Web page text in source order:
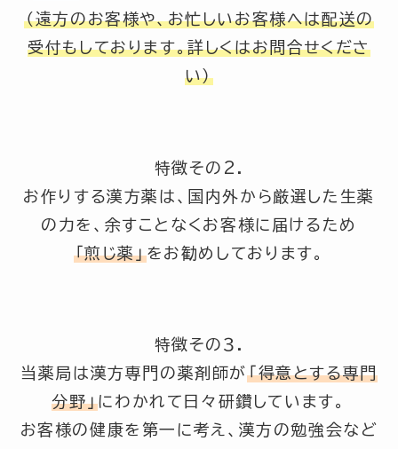
（遠方のお客様や、お忙しいお客様へは配送の
受付もしております。詳しくはお問合せくださ
い）
特徴その2.
お作りする漢方薬は、国内外から厳選した生薬
の力を、余すことなくお客様に届けるため
「煎じ薬」をお勧めしております。
特徴その３.
当薬局は漢方専門の薬剤師が「得意とする専門
分野」にわかれて日々研鑽しています。
お客様の健康を第一に考え、漢方の勉強会など